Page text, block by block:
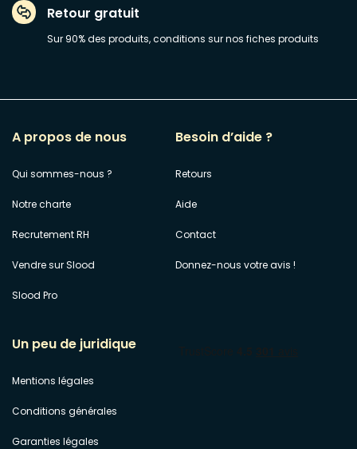
Retour gratuit
Sur 90% des produits, conditions sur nos fiches produits
A propos de nous
Qui sommes-nous ?
Notre charte
Recrutement RH
Vendre sur Slood
Slood Pro
Besoin d’aide ?
Retours
Aide
Contact
Donnez-nous votre avis !
Un peu de juridique
Mentions légales
Conditions générales
Garanties légales